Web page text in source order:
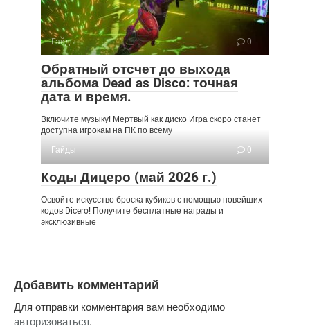
Гайды 0
Обратный отсчет до выхода
альбома Dead as Disco: точная
дата и время.
Включите музыку! Мертвый как диско Игра скоро станет
доступна игрокам на ПК по всему
Гайды
0
Коды Дицеро (май 2026 г.)
Освойте искусство броска кубиков с помощью новейших
кодов Dicero! Получите бесплатные награды и
эксклюзивные
Добавить комментарий
Для отправки комментария вам необходимо
авторизоваться.